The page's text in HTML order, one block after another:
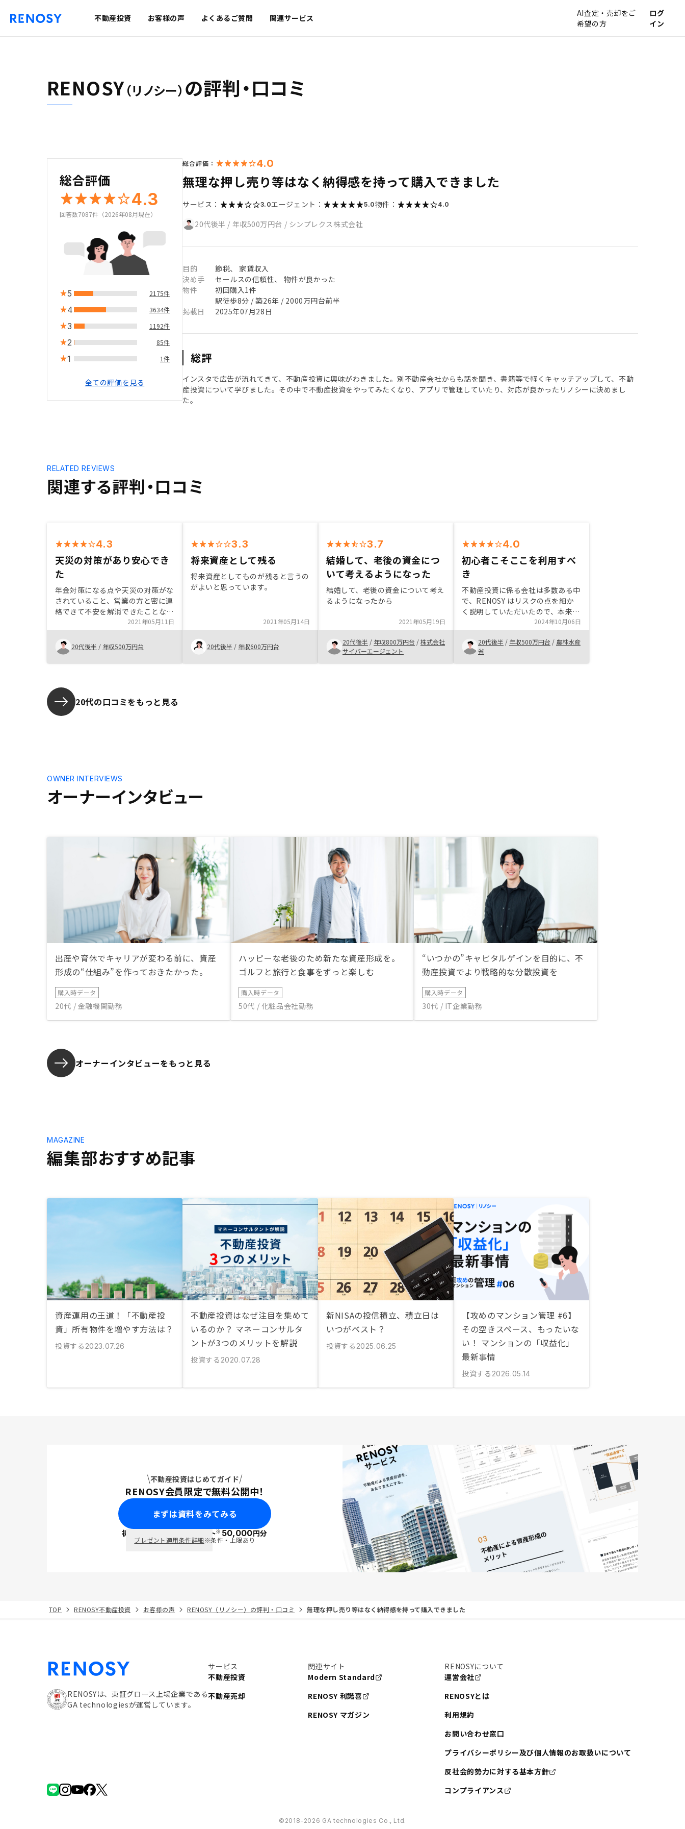
不動産投資 お客様の声 よくあるご質問 関連サービス
AI査定・売却をご
希望の方
ログ
イン
RENOSY（リノシー） の評判・口コミ
総合評価
4.3
回答数7087件（2026年08月現在）
5 2175件
4 3634件
3 1192件
2 85件
1 1件
全ての評価を見る
総合評価： 4.0
無理な押し売り等はなく納得感を持って購入できました
サービス： 3.0エージェント： 5.0物件： 4.0
20代後半 / 年収500万円台 / シンプレクス株式会社
目的
節税、 家賃収入
決め手
セールスの信頼性、 物件が良かった
物件
初回購入1件
駅徒歩8分 / 築26年 / 2000万円台前半
掲載日
2025年07月28日
総評
インスタで広告が流れてきて、不動産投資に興味がわきました。別不動産会社からも話を聞き、書籍等で軽くキャッチアップして、不動
産投資について学びました。その中で不動産投資をやってみたくなり、アプリで管理していたり、対応が良かったリノシーに決めまし
た。
関連する評判・口コミ
RELATED REVIEWS
4.3
天災の対策があり安心でき
た
年金対策になる点や天災の対策がな
されていること、営業の方と密に連
絡できて不安を解消できたことな
2021年05月11日
20代後半 / 年収500万円台
3.3
将来資産として残る
将来資産としてものが残ると言うの
がよいと思っています。
2021年05月14日
20代後半 / 年収600万円台
3.7
結婚して、老後の資金につ
いて考えるようになった
結婚して、老後の資金について考え
るようになったから
2021年05月19日
20代後半 / 年収800万円台 /株式会社
サイバーエージェント
4.0
初心者こそここを利用すべ
き
不動産投資に係る会社は多数ある中
で、RENOSY はリスクの点を細か
く説明していただいたので、本来の
メリットデメリットをしっかりと学
んでから投資に踏み切ることができ
ました。不動産投資について知識0
の状態で初めてお話を伺った際は何
がわからないかわからない中、他の
2024年10月06日
20代後半 / 年収500万円台 / 農林水産
省
20代の口コミをもっと見る
オーナーインタビュー
OWNER INTERVIEWS
出産や育休でキャリアが変わる前に、資産
形成の“仕組み”を作っておきたかった。
購入時データ
20代 / 金融機関勤務
ハッピーな老後のため新たな資産形成を。
ゴルフと旅行と食事をずっと楽しむ
購入時データ
50代 / 化粧品会社勤務
“いつかの”キャピタルゲインを目的に、不
動産投資でより戦略的な分散投資を
購入時データ
30代 / IT企業勤務
オーナーインタビューをもっと見る
編集部おすすめ記事
MAGAZINE
資産運用の王道！「不動産投
資」所有物件を増やす方法は？
投資する 2023.07.26
不動産投資はなぜ注目を集めて
いるのか？ マネーコンサルタ
ントが3つのメリットを解説
投資する 2020.07.28
新NISAの投信積立、積立日は
いつがベスト？
投資する 2025.06.25
【攻めのマンション管理 #6】
その空きスペース、もったいな
い！ マンションの「収益化」
最新事情
投資する 2026.05.14
不動産投資はじめてガイド
RENOSY会員限定で無料公開中！
まずは資料をみてみる
初回面談で ポイント※50,000円分
プレゼント適用条件詳細※条件・上限あり
TOP RENOSY不動産投資 お客様の声 RENOSY（リノシー）の評判・口コミ 無理な押し売り等はなく納得感を持って購入できました
RENOSYは、東証グロース上場企業である
GA technologiesが運営しています。
サービス
不動産投資
不動産売却
関連サイト
Modern Standard
RENOSY 利諾喜
RENOSY マガジン
RENOSYについて
運営会社
RENOSYとは
利用規約
お問い合わせ窓口
プライバシーポリシー及び個人情報のお取扱いについて
反社会的勢力に対する基本方針
コンプライアンス
©︎2018-2026 GA technologies Co., Ltd.